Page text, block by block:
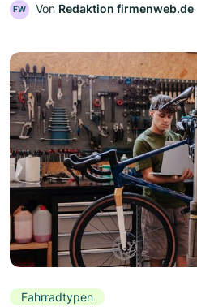
FW Von Redaktion firmenweb.de
Fahrradtypen